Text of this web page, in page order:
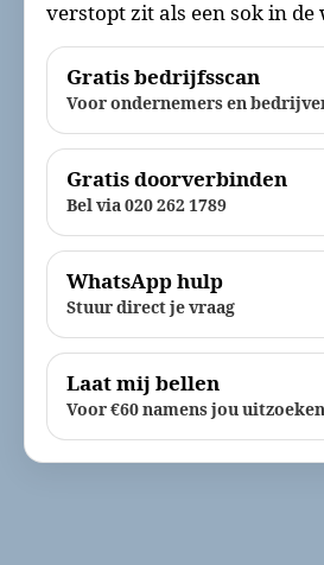
verstopt zit als een sok in de
Gratis bedrijfsscan
Voor ondernemers en
Gratis doorverbinden
Bel via 020 262 1789
WhatsApp hulp
Stuur direct je vraag
Laat mij bellen
Voor €60 namens jou uitzoeken